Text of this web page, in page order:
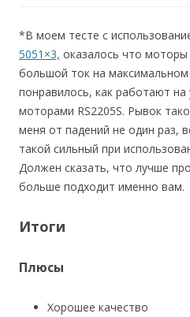
*В моем тесте с
5051×3, оказалось что
большой ток на
понравилось, как работают
моторами RS2205S. Рывок
меня от падений не один раз,
такой сильный при
Должен сказать, что лучше
больше подходит именно вам.
Итоги
Плюсы
Хорошее качество